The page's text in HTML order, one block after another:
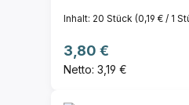
Inhalt: 20 Stück (0,19 € / 1
Regulärer Preis:
3,80 €
Netto: 3,19 €